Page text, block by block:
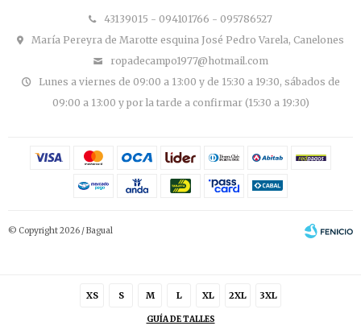
XS S M L XL 2XL 3XL
GUÍA DE TALLES
43139015 - 094101766 - 095786527
María Pereyra de Marotte esquina José Pedro Varela, Canelones
ropadecampo1977@hotmail.com
Lunes a viernes de 09:00 a 13:00 y de 15:30 a 19:30, sábados de
09:00 a 13:00 y por la tarde a confirmar (15:30 a 19:30)
© Copyright 2026 / Bagual